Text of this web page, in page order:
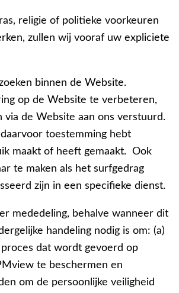
religie of politieke voorkeuren
zullen wij vooraf uw expliciete
binnen de Website.
op de Website te verbeteren,
de Website aan ons verstuurd.
toestemming hebt
maakt of heeft gemaakt. Ook
te maken als het surfgedrag
zijn in een specifieke dienst.
mededeling, behalve wanneer dit
handeling nodig is om: (a)
dat wordt gevoerd op
te beschermen en
om de persoonlijke veiligheid